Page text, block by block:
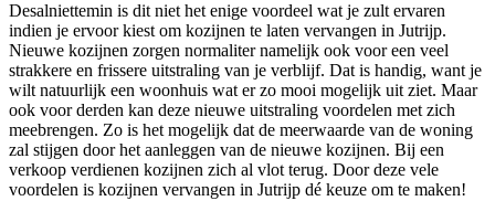
Desalniettemin is dit niet het enige voordeel wat je zult ervaren
indien je ervoor kiest om kozijnen te laten vervangen in Jutrijp.
Nieuwe kozijnen zorgen normaliter namelijk ook voor een veel
strakkere en frissere uitstraling van je verblijf. Dat is handig, want je
wilt natuurlijk een woonhuis wat er zo mooi mogelijk uit ziet. Maar
ook voor derden kan deze nieuwe uitstraling voordelen met zich
meebrengen. Zo is het mogelijk dat de meerwaarde van de woning
zal stijgen door het aanleggen van de nieuwe kozijnen. Bij een
verkoop verdienen kozijnen zich al vlot terug. Door deze vele
voordelen is kozijnen vervangen in Jutrijp dé keuze om te maken!